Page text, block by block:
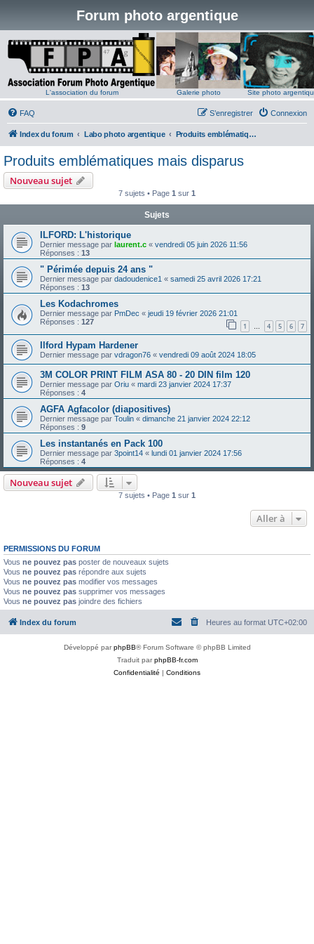
Forum photo argentique
L'association du forum Galerie photo Site photo
FAQ Connexion
S’enregistrer
Index du forum Labo photo argentique Produits emblématiques mais disparus
Produits emblématiques mais disparus
Nouveau sujet
7 sujets • Page 1 sur 1
Sujets
ILFORD: L'historique
Dernier message par laurent.c « vendredi 05 juin 2026 11:56
Réponses : 13
" Périmée depuis 24 ans "
Dernier message par dadoudenice1 « samedi 25 avril 2026 17:21
Réponses : 13
Les Kodachromes
Dernier message par PmDec « jeudi 19 février 2026 21:01
Réponses : 127 1 … 4 5 6 7
Ilford Hypam Hardener
Dernier message par vdragon76 « vendredi 09 août 2024 18:05
3M COLOR PRINT FILM ASA 80 - 20 DIN film 120
Dernier message par Oriu « mardi 23 janvier 2024 17:37
Réponses : 4
AGFA Agfacolor (diapositives)
Dernier message par Toulin « dimanche 21 janvier 2024 22:12
Réponses : 9
Les instantanés en Pack 100
Dernier message par 3point14 « lundi 01 janvier 2024 17:56
Réponses : 4
Nouveau sujet
7 sujets • Page 1 sur 1
Aller à
PERMISSIONS DU FORUM
Vous ne pouvez pas poster de nouveaux sujets
Vous ne pouvez pas répondre aux sujets
Vous ne pouvez pas modifier vos messages
Vous ne pouvez pas supprimer vos messages
Vous ne pouvez pas joindre des fichiers
Index du forum Heures au format UTC+02:00
Développé parphpBB® Forum Software © phpBB Limited
Traduit parphpBB-fr.com
Confidentialité | Conditions